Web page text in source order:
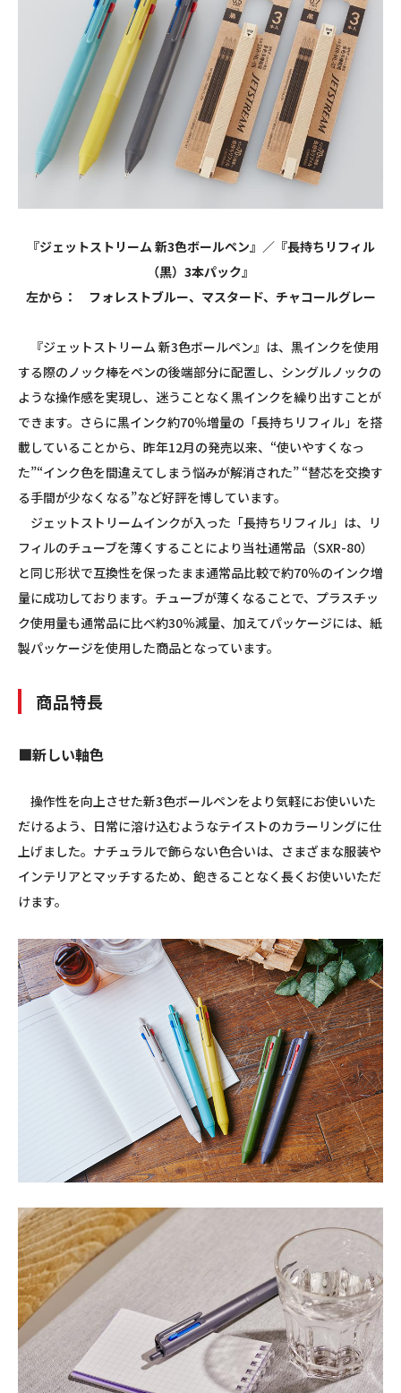
『ジェットストリーム 新3色ボールペン』／『長持ちリフィル
（黒）3本パック』
左から： フォレストブルー、マスタード、チャコールグレー
『ジェットストリーム 新3色ボールペン』は、黒インクを使用
する際のノック棒をペンの後端部分に配置し、シングルノックの
ような操作感を実現し、迷うことなく黒インクを繰り出すことが
できます。さらに黒インク約70％増量の「長持ちリフィル」を搭
載していることから、昨年12月の発売以来、“使いやすくなっ
た”“インク色を間違えてしまう悩みが解消された” “替芯を交換す
る手間が少なくなる”など好評を博しています。
ジェットストリームインクが入った「長持ちリフィル」は、リ
フィルのチューブを薄くすることにより当社通常品（SXR-80）
と同じ形状で互換性を保ったまま通常品比較で約70％のインク増
量に成功しております。チューブが薄くなることで、プラスチッ
ク使用量も通常品に比べ約30％減量、加えてパッケージには、紙
製パッケージを使用した商品となっています。
商品特長
■新しい軸色
操作性を向上させた新3色ボールペンをより気軽にお使いいた
だけるよう、日常に溶け込むようなテイストのカラーリングに仕
上げました。ナチュラルで飾らない色合いは、さまざまな服装や
インテリアとマッチするため、飽きることなく長くお使いいただ
けます。